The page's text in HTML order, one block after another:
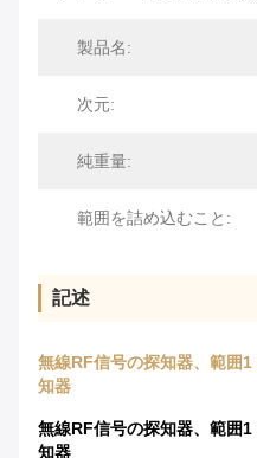
製品名:
次元:
純重量:
範囲を詰め込むこと:
記述
無線RF信号の探知器、範囲
知器
無線RF信号の探知器、範囲
知器